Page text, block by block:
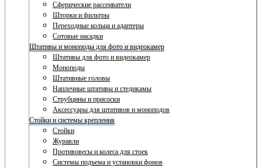
Сферические рассеиватели
Шторки и фильтры
Переходные кольца и адаптеры
Сотовые насадки
Штативы и моноподы для фото и видеокамер
Штативы для фото и видеокамер
Моноподы
Штативные головы
Наплечные штативы и стедикамы
Струбцины и присоски
Аксессуары для штативов и моноподов
Стойки и системы крепления
Стойки
Журавли
Противовесы и колеса для стоек
Системы подъема и установки фонов